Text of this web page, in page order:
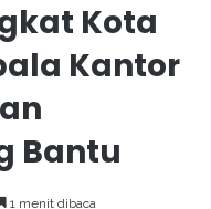
Kota
Kantor
Bantu
1 menit dibaca